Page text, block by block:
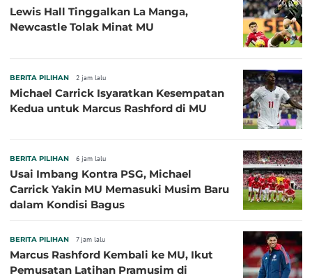
Lewis Hall Tinggalkan La Manga,
Newcastle Tolak Minat MU
BERITA PILIHAN 2 jam lalu
Michael Carrick Isyaratkan Kesempatan
Kedua untuk Marcus Rashford di MU
BERITA PILIHAN 6 jam lalu
Usai Imbang Kontra PSG, Michael
Carrick Yakin MU Memasuki Musim Baru
dalam Kondisi Bagus
BERITA PILIHAN 7 jam lalu
Marcus Rashford Kembali ke MU, Ikut
Pemusatan Latihan Pramusim di